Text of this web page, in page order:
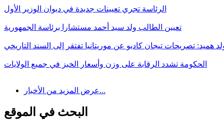
الرئاسة تجري تعيينات جديدة في ديوان الوزير الأول
تعيين الطالب ولد سيد أحمد مستشارا برئاسة الجمهورية
هميد: تصريحات تيجان كاديو عن موريتانيا تفتقر إلى السند التاريخي
الحكومة تشدد الرقابة على وزن وأسعار الخبز في جميع الولايات
عرض المزيد من الأخبار...
البحث في الموقع